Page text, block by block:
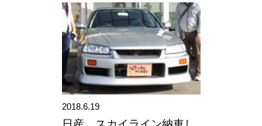
2018.6.19